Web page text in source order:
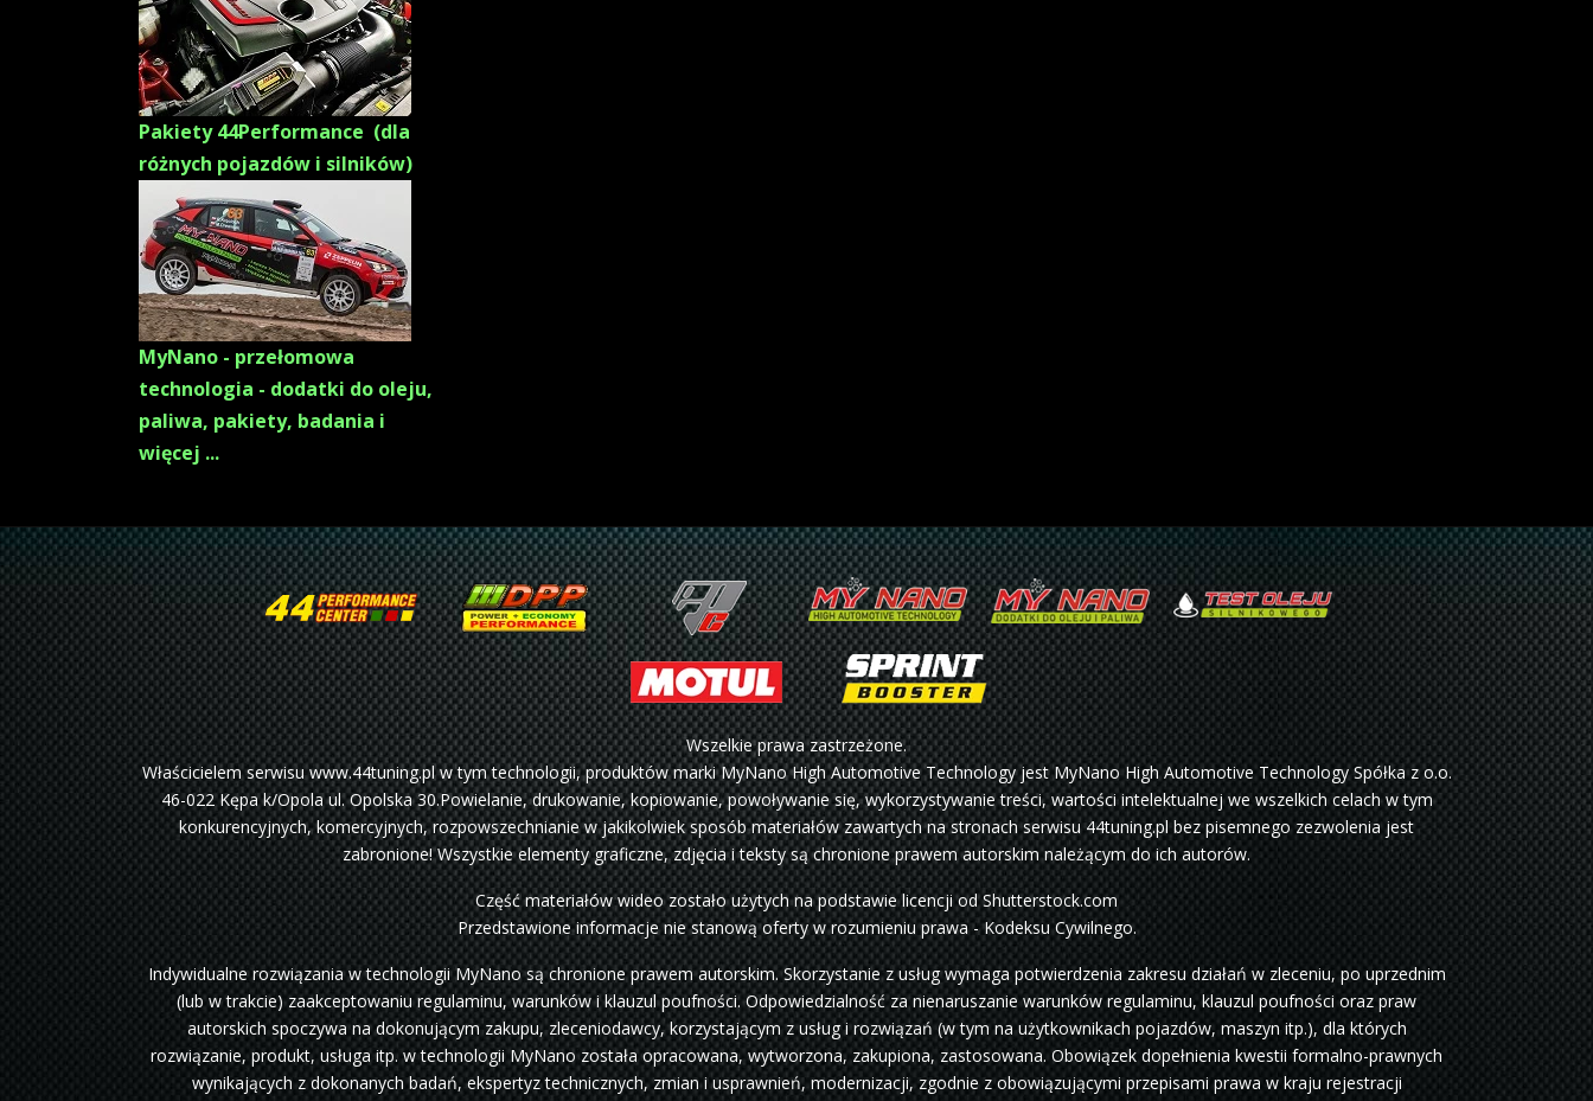
Pakiety 44Performance (dla
różnych pojazdów i silników)
MyNano - przełomowa
technologia - dodatki do oleju,
paliwa, pakiety, badania i
więcej ...
Wszelkie prawa zastrzeżone.
Właścicielem serwisu www.44tuning.pl w tym technologii, produktów marki MyNano High Automotive Technology jest MyNano High Automotive Technology Spółka z o.o.
46-022 Kępa k/Opola ul. Opolska 30.Powielanie, drukowanie, kopiowanie, powoływanie się, wykorzystywanie treści, wartości intelektualnej we wszelkich celach w tym
konkurencyjnych, komercyjnych, rozpowszechnianie w jakikolwiek sposób materiałów zawartych na stronach serwisu 44tuning.pl bez pisemnego zezwolenia jest
zabronione! Wszystkie elementy graficzne, zdjęcia i teksty są chronione prawem autorskim należącym do ich autorów.
Część materiałów wideo zostało użytych na podstawie licencji od Shutterstock.com
Przedstawione informacje nie stanową oferty w rozumieniu prawa - Kodeksu Cywilnego.
Indywidualne rozwiązania w technologii MyNano są chronione prawem autorskim. Skorzystanie z usług wymaga potwierdzenia zakresu działań w zleceniu, po uprzednim
(lub w trakcie) zaakceptowaniu regulaminu, warunków i klauzul poufności. Odpowiedzialność za nienaruszanie warunków regulaminu, klauzul poufności oraz praw
autorskich spoczywa na dokonującym zakupu, zleceniodawcy, korzystającym z usług i rozwiązań (w tym na użytkownikach pojazdów, maszyn itp.), dla których
rozwiązanie, produkt, usługa itp. w technologii MyNano została opracowana, wytworzona, zakupiona, zastosowana. Obowiązek dopełnienia kwestii formalno-prawnych
wynikających z dokonanych badań, ekspertyz technicznych, zmian i usprawnień, modernizacji, zgodnie z obowiązującymi przepisami prawa w kraju rejestracji